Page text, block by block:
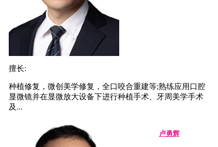
擅长:
种植修复，微创美学修复，全口咬合重建等;熟练应用口腔
显微镜并在显微放大设备下进行种植手术、牙周美学手术
及...
卢勇辉